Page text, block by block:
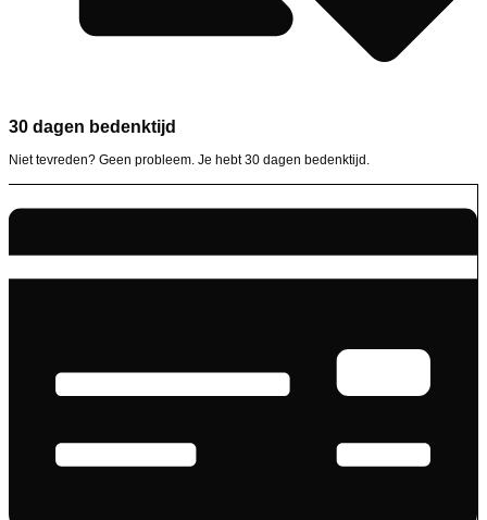
30 dagen bedenktijd
Niet tevreden? Geen probleem. Je hebt 30 dagen bedenktijd.